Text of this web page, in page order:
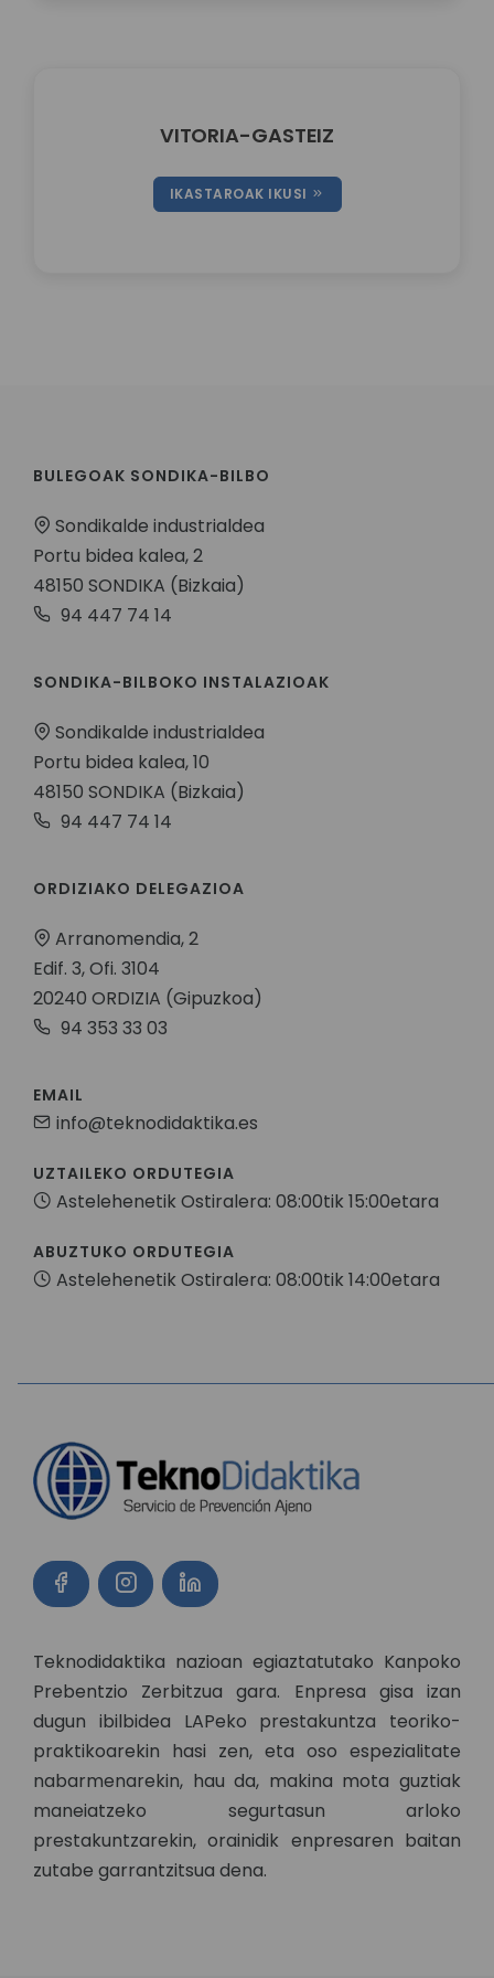
VITORIA-GASTEIZ
IKASTAROAK IKUSI
BULEGOAK SONDIKA-BILBO
Sondikalde industrialdea
Portu bidea kalea, 2
48150 SONDIKA (Bizkaia)
94 447 74 14
SONDIKA-BILBOKO INSTALAZIOAK
Sondikalde industrialdea
Portu bidea kalea, 10
48150 SONDIKA (Bizkaia)
94 447 74 14
ORDIZIAKO DELEGAZIOA
Arranomendia, 2
Edif. 3, Ofi. 3104
20240 ORDIZIA (Gipuzkoa)
94 353 33 03
EMAIL
info@teknodidaktika.es
UZTAILEKO ORDUTEGIA
Astelehenetik Ostiralera: 08:00tik 15:00etara
ABUZTUKO ORDUTEGIA
Astelehenetik Ostiralera: 08:00tik 14:00etara
Teknodidaktika nazioan egiaztatutako Kanpoko
Prebentzio Zerbitzua gara. Enpresa gisa izan
dugun ibilbidea LAPeko prestakuntza teoriko-
praktikoarekin hasi zen, eta oso espezialitate
nabarmenarekin, hau da, makina mota guztiak
maneiatzeko segurtasun arloko
prestakuntzarekin, orainidik enpresaren baitan
zutabe garrantzitsua dena.